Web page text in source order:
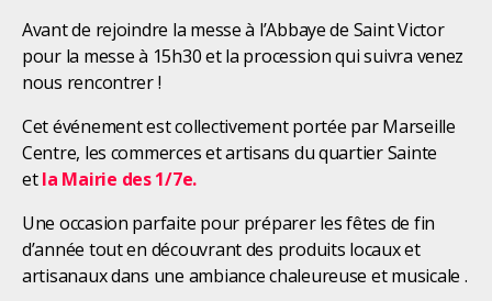
Avant de rejoindre la messe à l’Abbaye de Saint Victor
pour la messe à 15h30 et la procession qui suivra venez
nous rencontrer !
Cet événement est collectivement portée par Marseille
Centre, les commerces et artisans du quartier Sainte
etla Mairie des 1/7e.
Une occasion parfaite pour préparer les fêtes de fin
d’année tout en découvrant des produits locaux et
artisanaux dans une ambiance chaleureuse et musicale .